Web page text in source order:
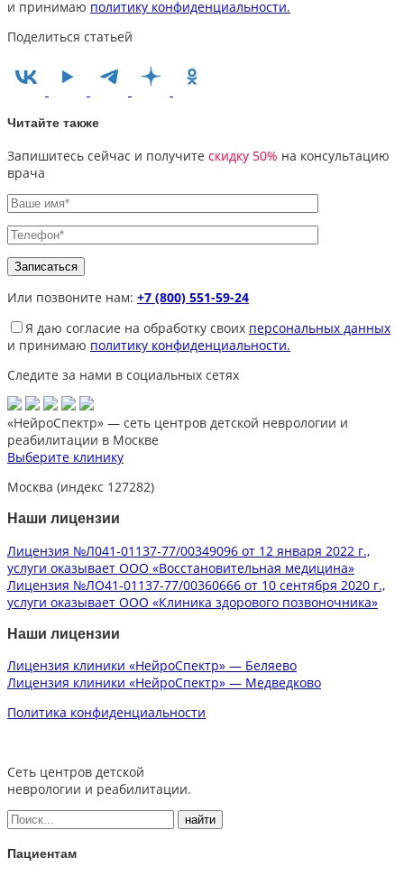
и принимаю политику конфиденциальности.
Поделиться статьей
Читайте также
Запишитесь сейчас и получите скидку 50% на консультацию
врача
Или позвоните нам: +7 (800) 551-59-24
Я даю согласие на обработку своих персональных данных
и принимаю политику конфиденциальности.
Следите за нами в социальных сетях
«НейроСпектр» — сеть центров детской неврологии и
реабилитации в Москве
Выберите клинику
Москва (индекс 127282)
Наши лицензии
Лицензия №Л041-01137-77/00349096 от 12 января 2022 г.,
услуги оказывает ООО «Восстановительная медицина»
Лицензия №ЛО41-01137-77/00360666 от 10 сентября 2020 г.,
услуги оказывает ООО «Клиника здорового позвоночника»
Наши лицензии
Лицензия клиники «НейроСпектр» — Беляево
Лицензия клиники «НейроСпектр» — Медведково
Политика конфиденциальности
Сеть центров детской
неврологии и реабилитации.
Пациентам